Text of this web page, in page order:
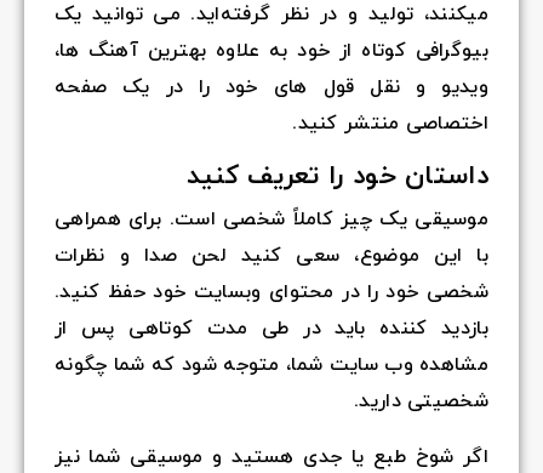
میکنند، تولید و در نظر گرفته‌اید. می توانید یک
بیوگرافی کوتاه از خود به علاوه بهترین آهنگ ها،
ویدیو و نقل قول های خود را در یک صفحه
اختصاصی منتشر کنید.
داستان خود را تعریف کنید
موسیقی یک چیز کاملاً شخصی است. برای همراهی
با این موضوع، سعی کنید لحن صدا و نظرات
شخصی خود را در محتوای وبسایت خود حفظ کنید.
بازدید کننده باید در طی مدت کوتاهی پس از
مشاهده وب سایت شما، متوجه شود که شما چگونه
شخصیتی دارید.
اگر شوخ طبع یا جدی هستید و موسیقی شما نیز